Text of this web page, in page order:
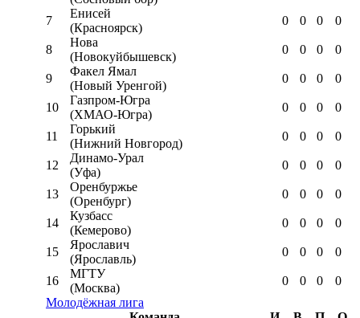
7
Енисей
(Красноярск)
0 0 0 0
8
Нова
(Новокуйбышевск)
0 0 0 0
9
Факел Ямал
(Новый Уренгой)
0 0 0 0
10
Газпром-Югра
(ХМАО-Югра)
0 0 0 0
11
Горький
(Нижний Новгород)
0 0 0 0
12
Динамо-Урал
(Уфа)
0 0 0 0
13
Оренбуржье
(Оренбург)
0 0 0 0
14
Кузбасс
(Кемерово)
0 0 0 0
15
Ярославич
(Ярославль)
0 0 0 0
16
МГТУ
(Москва)
0 0 0
0
Молодёжная лига